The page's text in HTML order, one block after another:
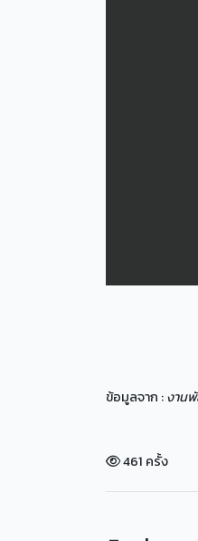
ข้อมูลจาก :งาน
461 ครั้ง